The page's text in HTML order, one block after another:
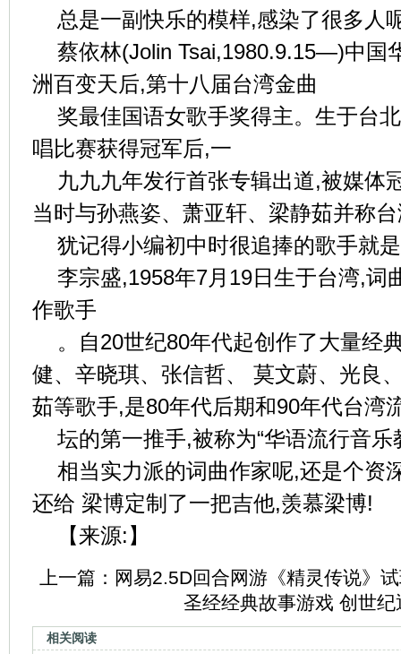
总是一副快乐的模样,感染了很多人
蔡依林(Jolin Tsai,1980.9.15—)中国
洲百变天后,第十八届台湾金曲
奖最佳国语女歌手奖得主。生于台
唱比赛获得冠军后,一
九九九年发行首张专辑出道,被媒体
当时与孙燕姿、萧亚轩、梁静茹并称
犹记得小编初中时很追捧的歌手就
李宗盛,1958年7月19日生于台湾,词
作歌手
。自20世纪80年代起创作了大量经
健、辛晓琪、张信哲、 莫文蔚、光良
茹等歌手,是80年代后期和90年代台湾
坛的第一推手,被称为“华语流行音乐
相当实力派的词曲作家呢,还是个资
还给 梁博定制了一把吉他,羡慕梁博!
【来源:】
上一篇： 网易2.5D回合网游《精灵传说》
圣经经典故事游戏 创世纪
相关阅读